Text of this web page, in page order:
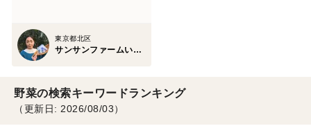
東京都北区
サンサンファームいすみ
野菜の検索キーワードランキング
（更新日: 2026/08/03）